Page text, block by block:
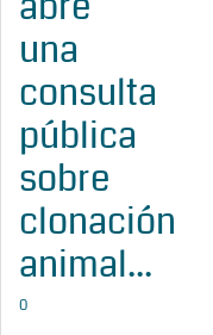
una
consulta
pública
sobre
clonación
animal...
0